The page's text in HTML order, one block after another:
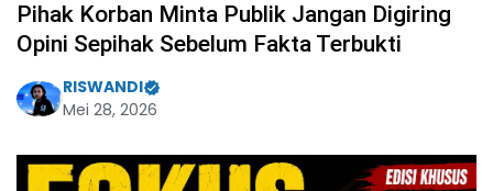
Pihak Korban Minta Publik Jangan Digiring
Opini Sepihak Sebelum Fakta Terbukti
RISWANDI
Mei 28, 2026